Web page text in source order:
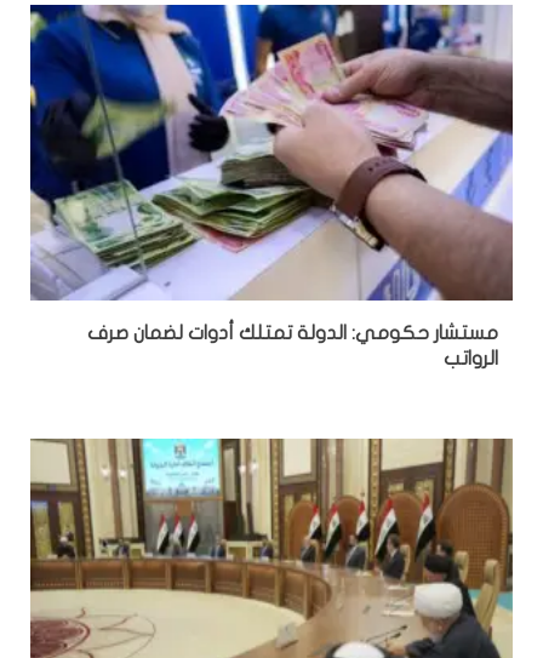
مستشار حكومي: الدولة تمتلك أدوات لضمان صرف
الرواتب